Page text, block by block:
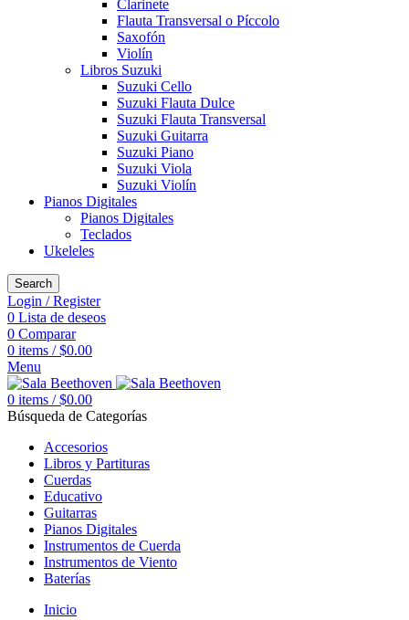
Clarinete
Flauta Transversal o Píccolo
Saxofón
Violín
Libros Suzuki
Suzuki Cello
Suzuki Flauta Dulce
Suzuki Flauta Transversal
Suzuki Guitarra
Suzuki Piano
Suzuki Viola
Suzuki Violín
Pianos Digitales
Pianos Digitales
Teclados
Ukeleles
Search
Login / Register
0 Lista de deseos
0 Comparar
0 items / $0.00
Menu
0 items / $0.00
Búsqueda de Categorías
Accesorios
Libros y Partituras
Cuerdas
Educativo
Guitarras
Pianos Digitales
Instrumentos de Cuerda
Instrumentos de Viento
Baterías
Inicio